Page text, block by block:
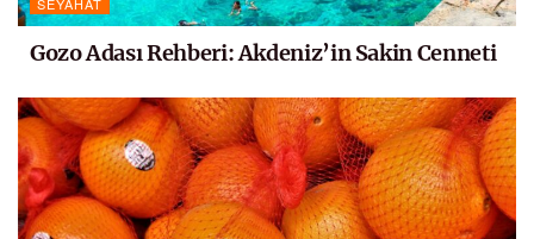
SEYAHAT
Gozo Adası Rehberi: Akdeniz’in Sakin Cenneti